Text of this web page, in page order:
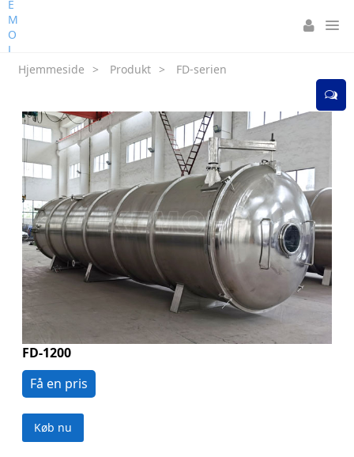
Hjemmeside > Produkt > FD-serien
FD-1200
Få en pris
Køb nu